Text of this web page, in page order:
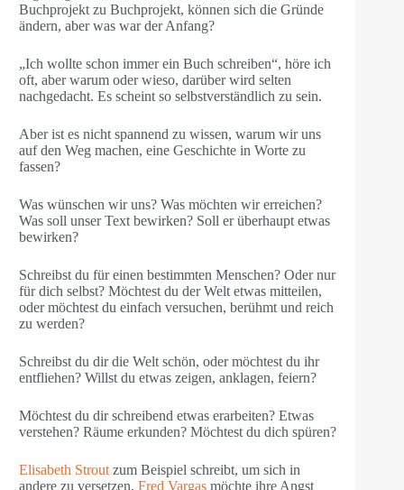
Buchprojekt zu Buchprojekt, können sich die Gründe
ändern, aber was war der Anfang?
„Ich wollte schon immer ein Buch schreiben“, höre ich
oft, aber warum oder wieso, darüber wird selten
nachgedacht. Es scheint so selbstverständlich zu sein.
Aber ist es nicht spannend zu wissen, warum wir uns
auf den Weg machen, eine Geschichte in Worte zu
fassen?
Was wünschen wir uns? Was möchten wir erreichen?
Was soll unser Text bewirken? Soll er überhaupt etwas
bewirken?
Schreibst du für einen bestimmten Menschen? Oder nur
für dich selbst? Möchtest du der Welt etwas mitteilen,
oder möchtest du einfach versuchen, berühmt und reich
zu werden?
Schreibst du dir die Welt schön, oder möchtest du ihr
entfliehen? Willst du etwas zeigen, anklagen, feiern?
Möchtest du dir schreibend etwas erarbeiten? Etwas
verstehen? Räume erkunden? Möchtest du dich spüren?
Elisabeth Strout zum Beispiel schreibt, um sich in
andere zu versetzen. Fred Vargas möchte ihre Angst